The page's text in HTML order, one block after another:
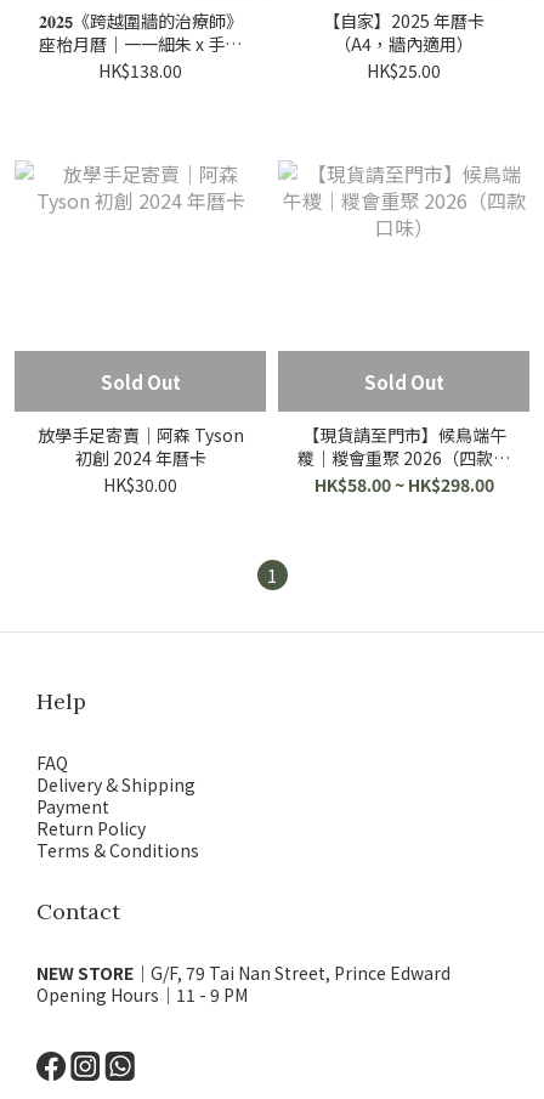
𝟐𝟎𝟐𝟱《跨越圍牆的治療師》
座枱月曆｜一一細朱 x 手足
毛孩 🐈🐕
HK$138.00
【自家】2025 年曆卡
（A4，牆內適用）
HK$25.00
Sold Out
放學手足寄賣｜阿森 Tyson
初創 2024 年曆卡
HK$30.00
Sold Out
【現貨請至門市】候鳥端午
糭｜糉會重聚 2026（四款口
味）
HK$58.00 ~ HK$298.00
1
Help
FAQ
Delivery & Shipping
Payment
Return Policy
Terms & Conditions
Contact
NEW STORE ｜G/F, 79 Tai Nan Street, Prince Edward
Opening Hours｜11 - 9 PM